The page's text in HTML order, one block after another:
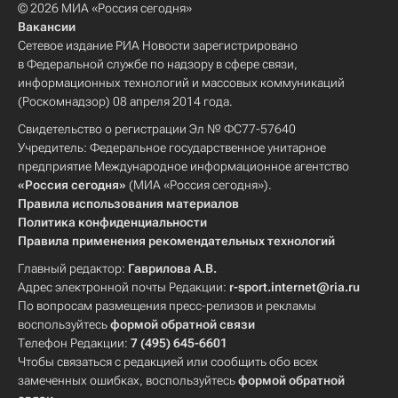
© 2026 МИА «Россия сегодня»
Вакансии
Сетевое издание РИА Новости зарегистрировано
в Федеральной службе по надзору в сфере связи,
информационных технологий и массовых коммуникаций
(Роскомнадзор) 08 апреля 2014 года.
Свидетельство о регистрации Эл № ФС77-57640
Учредитель: Федеральное государственное унитарное
предприятие Международное информационное агентство
«Россия сегодня» (МИА «Россия сегодня»).
Правила использования материалов
Политика конфиденциальности
Правила применения рекомендательных технологий
Главный редактор: Гаврилова А.В.
Адрес электронной почты Редакции: r-sport.internet@ria.ru
По вопросам размещения пресс-релизов и рекламы
воспользуйтесьформой обратной связи
Телефон Редакции: 7 (495) 645-6601
Чтобы связаться с редакцией или сообщить обо всех
замеченных ошибках, воспользуйтесьформой обратной